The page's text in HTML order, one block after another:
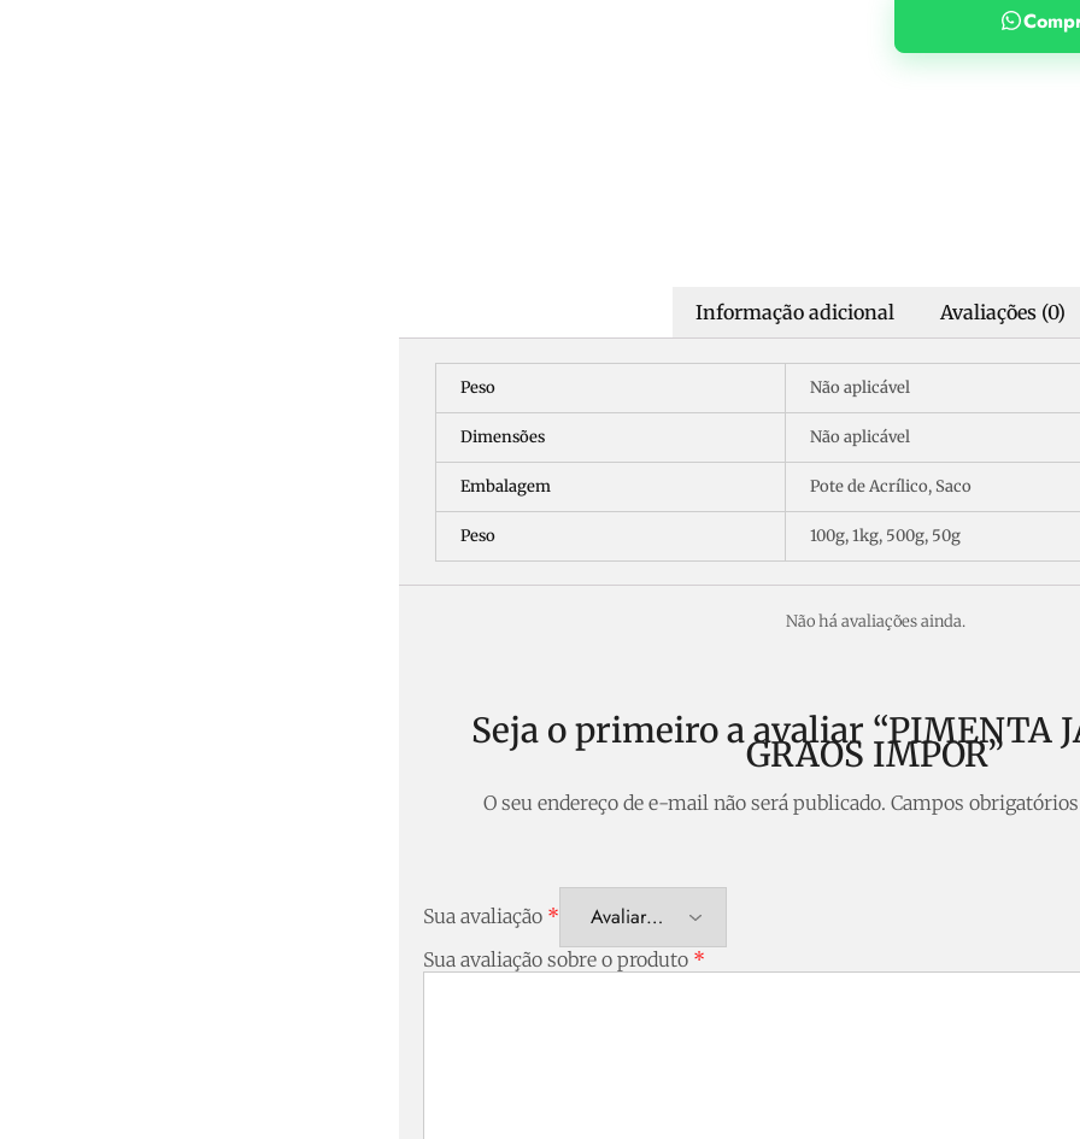
Informação adicional Avaliações (0)
Peso Não aplicável
Dimensões Não aplicável
Embalagem Pote de Acrílico, Saco
Peso 100g, 1kg, 500g, 50g
Não há avaliações ainda.
Seja o primeiro a avaliar “PIMENTA
GRAOS IMPOR”
O seu endereço de e-mail não será publicado. Campos
Sua avaliação *
Sua avaliação sobre o produto *